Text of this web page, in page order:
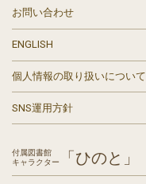
お問い合わせ
ENGLISH
個人情報の取り扱いについて
SNS運用方針
付属図書館
キャラクター
「ひのと」